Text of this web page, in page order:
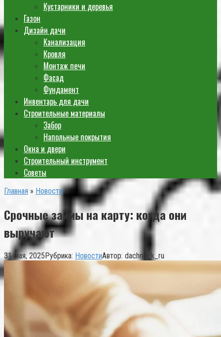
Кустарники и деревья
Газон
Дизайн дачи
Канализация
Кровля
Монтаж печи
Фасад
Фундамент
Инвентарь для дачи
Строительные материалы
Забор
Напольные покрытия
Окна и двери
Строительный инструмент
Советы
Главная » Новости
Срочные займы на карту: когда они
выручают
31 мая, 2025Рубрика: НовостиАвтор: dachneek_ru